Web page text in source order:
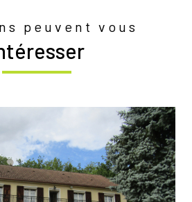
peuvent vous